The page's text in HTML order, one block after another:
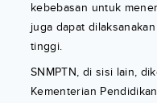
kebebasan untuk
juga dapat
tinggi.
SNMPTN, di sisi lain,
Kementerian